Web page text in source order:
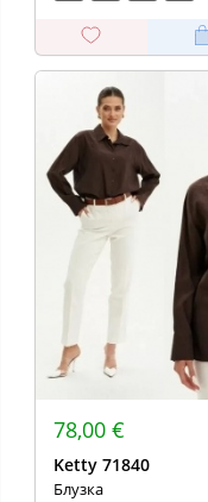
78,00 €
Ketty 71840
Блузка